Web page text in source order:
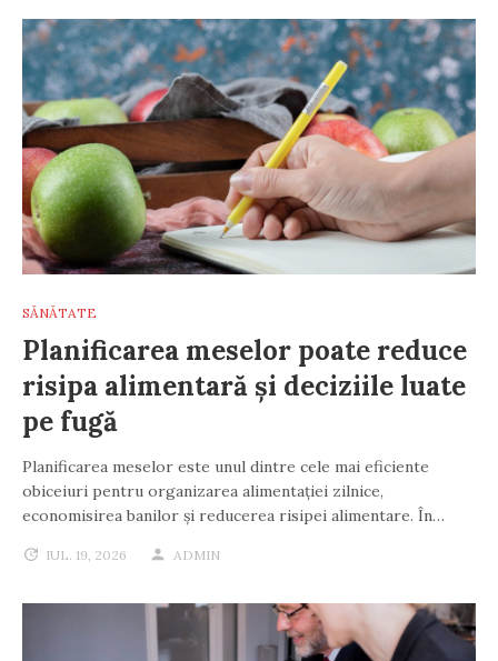
SĂNĂTATE
Planificarea meselor poate reduce
risipa alimentară și deciziile luate
pe fugă
Planificarea meselor este unul dintre cele mai eficiente
obiceiuri pentru organizarea alimentației zilnice,
economisirea banilor și reducerea risipei alimentare. În…
IUL. 19, 2026 ADMIN